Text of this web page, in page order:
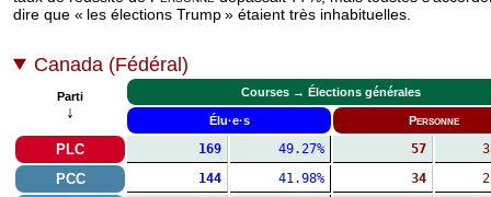
dire que « les élections Trump » étaient très inhabituelles.
Canada (Fédéral)
Parti
↓
Courses → Élections générales
Élu·e·s Personne
PLC 169 49.27% 57
PCC 144 41.98% 34